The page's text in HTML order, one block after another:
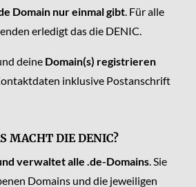
Domain nur einmal gibt. Für alle
erledigt das die DENIC.
deine Domain(s) registrieren
inklusive Postanschrift
MACHT DIE DENIC?
verwaltet alle .de-Domains. Sie
Domains und die jeweiligen